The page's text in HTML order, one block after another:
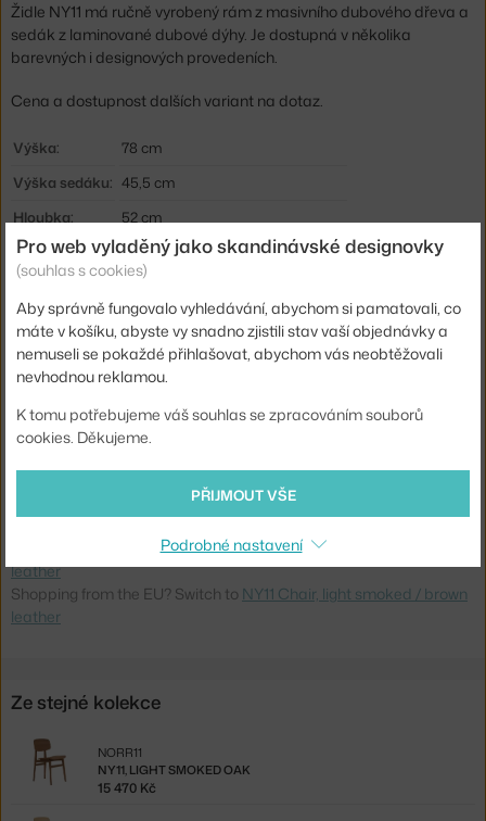
Židle NY11 má ručně vyrobený rám z masivního dubového dřeva a
sedák z laminované dubové dýhy. Je dostupná v několika
barevných i designových provedeních.
Cena a dostupnost dalších variant na dotaz.
Výška:
78 cm
Výška sedáku: 45,5 cm
Hloubka:
52 cm
Šířka:
45,5 cm
Barva:
tmavé dřevo
Materiál:
dubové dřevo, kůže, dubová dýha
Podnož:
dřevo
4251501629863
Ste zo Slovenska? Prejdite naNY11, light smoked/dak brown
leather
Shopping from the EU? Switch to NY11 Chair, light smoked / brown
leather
Ze stejné kolekce
NY11, LIGHT SMOKED OAK
NORR11
15 470 Kč
Pro web vyladěný jako skandinávské designovky
(souhlas s cookies)
Aby správně fungovalo vyhledávání, abychom si pamatovali, co
máte v košíku, abyste vy snadno zjistili stav vaší objednávky a
nemuseli se pokaždé přihlašovat, abychom vás neobtěžovali
nevhodnou reklamou.
K tomu potřebujeme váš souhlas se zpracováním souborů
cookies. Děkujeme.
PŘIJMOUT VŠE
Podrobné nastavení